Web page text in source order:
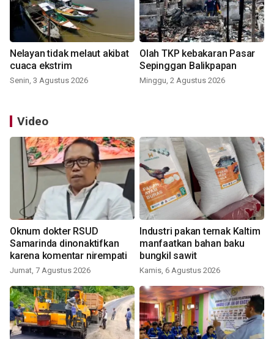
Nelayan tidak melaut akibat
cuaca ekstrim
Senin, 3 Agustus 2026
Olah TKP kebakaran Pasar
Sepinggan Balikpapan
Minggu, 2 Agustus 2026
Video
Oknum dokter RSUD
Samarinda dinonaktifkan
karena komentar nirempati
Jumat, 7 Agustus 2026
Industri pakan ternak Kaltim
manfaatkan bahan baku
bungkil sawit
Kamis, 6 Agustus 2026